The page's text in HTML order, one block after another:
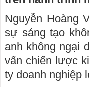
Nguyễn Hoàng
sự sáng tạo
anh không ngại
vấn chiến lược
ty doanh nghiệp